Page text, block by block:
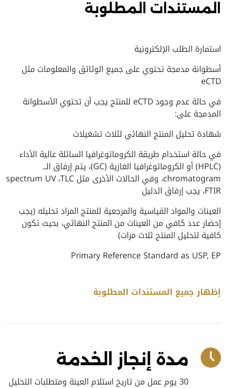
المستندات المطلوبة
استمارة الطلب الإلكترونية
أسطوانة مدمجة تحتوي على جميع الوثائق والمعلومات مثل
eCTD
في حالة عدم وجود eCTD للمنتج يجب أن تحتوي الأسطوانة
المدمجة على:
شهادة تحليل المنتج النهائي لثلاث تشغيلات
في حالة استخدام طريقة الكروماتوغرافيا السائلة عالية الأداء
(HPLC) أو الكروماتوغرافيا الغازية (GC)، يتم إرفاق الــ
chromatogram، وفي الحالات الأخرى مثل spectrum UV ،TLC
،FTIR يجب إرفاق الدليل
العينات والمواد القياسية والمرجعية للمنتج المراد تحليله (يجب
إحضار عدد كافي من العينات من المنتج النهائي، بحيث تكون
كافية لتحليل المنتج ثلاث مرات)
Primary Reference Standard as USP, EP
إظهار جميع المستندات المطلوبة
مدة إنجاز الخدمة
30 يوم عمل من تاريخ استلام العينة ومتطلبات التحليل